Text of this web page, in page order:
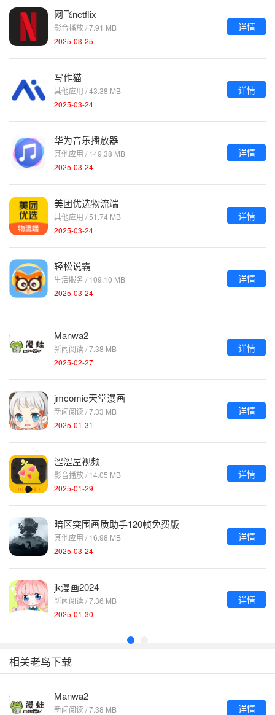
网飞netflix
影音播放 / 7.91 MB
2025-03-25
详情
写作猫
其他应用 / 43.38 MB
2025-03-24
详情
华为音乐播放器
其他应用 / 149.38 MB
2025-03-24
详情
美团优选物流端
其他应用 / 51.74 MB
2025-03-24
详情
轻松说霸
生活服务 / 109.10 MB
2025-03-24
详情
Manwa2
新闻阅读 / 7.38 MB
2025-02-27
详情
jmcomic天堂漫画
新闻阅读 / 7.33 MB
2025-01-31
详情
涩涩屋视频
影音播放 / 14.05 MB
2025-01-29
详情
暗区突围画质助手120帧免费版
其他应用 / 16.98 MB
2025-03-24
详情
jk漫画2024
新闻阅读 / 7.36 MB
2025-01-30
详情
相关老鸟下载
Manwa2
新闻阅读 / 7.38 MB 详情